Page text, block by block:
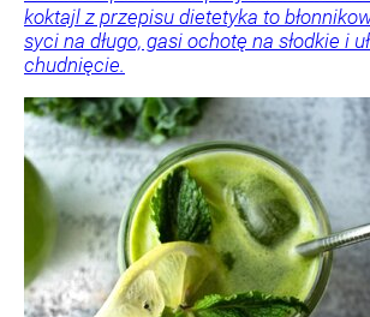
koktajl z przepisu dietetyka to
syci na długo, gasi ochotę na słodkie i
chudnięcie.